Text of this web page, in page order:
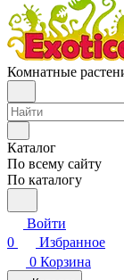
Комнатные
Каталог
По всему сайту
По каталогу
Войти
0
Избранное
0 Корзина